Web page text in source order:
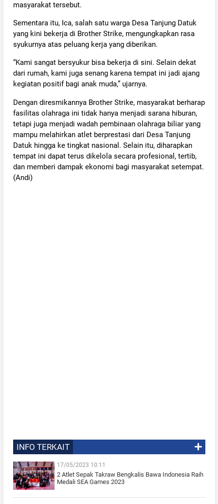
masyarakat tersebut.
Sementara itu, Ica, salah satu warga Desa Tanjung Datuk
yang kini bekerja di Brother Strike, mengungkapkan rasa
syukurnya atas peluang kerja yang diberikan.
“Kami sangat bersyukur bisa bekerja di sini. Selain dekat
dari rumah, kami juga senang karena tempat ini jadi ajang
kegiatan positif bagi anak muda,” ujarnya.
Dengan diresmikannya Brother Strike, masyarakat berharap
fasilitas olahraga ini tidak hanya menjadi sarana hiburan,
tetapi juga menjadi wadah pembinaan olahraga biliar yang
mampu melahirkan atlet berprestasi dari Desa Tanjung
Datuk hingga ke tingkat nasional. Selain itu, diharapkan
tempat ini dapat terus dikelola secara profesional, tertib,
dan memberi dampak ekonomi bagi masyarakat setempat.
(Andi)
INFO TERKAIT
17/05/2023 10:11
2 Atlet Sepak Takraw Bengkalis Bawa Indonesia Raih
Medali SEA Games 2023